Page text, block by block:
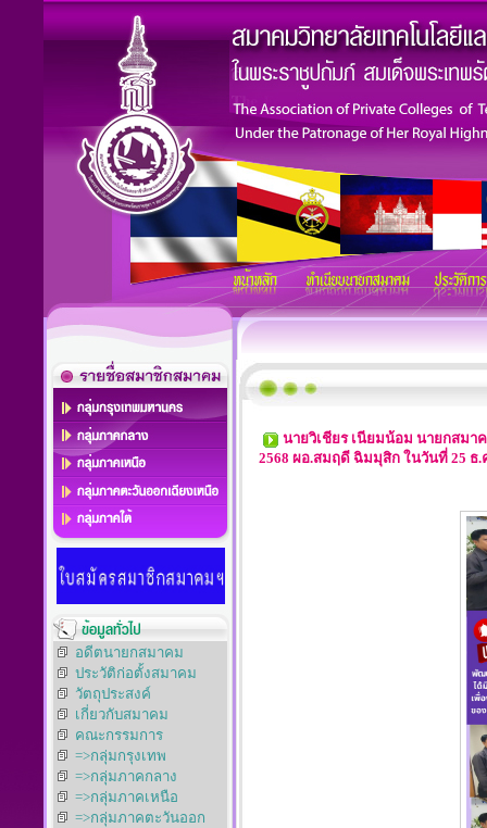
อดีตนายกสมาคม
ประวัติก่อตั้งสมาคม
วัตถุประสงค์
เกี่ยวกับสมาคม
คณะกรรมการ
=>กลุ่มกรุงเทพ
=>กลุ่มภาคกลาง
=>กลุ่มภาคเหนือ
=>กลุ่มภาคตะวันออก
นายวิเชียร เนียมน้อม นายกสม
2568 ผอ.สมฤดี ฉิมมุสิก ในวันที่ 25 ธ